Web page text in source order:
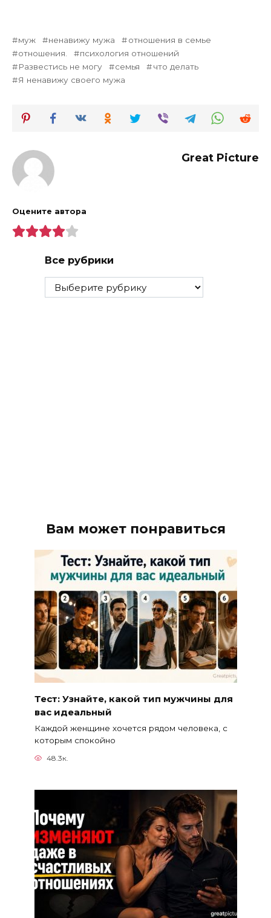
муж ненавижу мужа
отношения в семье
отношения.
психология отношений
Развестись не могу
семья
что делать
Я ненавижу своего мужа
Great Picture
Оцените автора
Все рубрики
Все
рубрики
Вам может понравиться
Тест: Узнайте, какой тип мужчины для
вас идеальный
Каждой женщине хочется рядом человека, с
которым спокойно
48.3к.